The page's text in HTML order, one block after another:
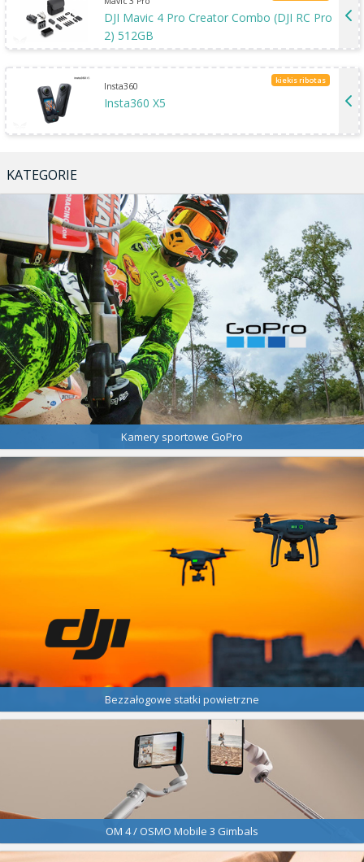
DJI Mavic 4 Pro Creator Combo (DJI RC Pro
2) 512GB
kiekis ribotas
Insta360
Insta360 X5
KATEGORIE
Kamery sportowe GoPro
Bezzałogowe statki powietrzne
OM 4 / OSMO Mobile 3 Gimbals